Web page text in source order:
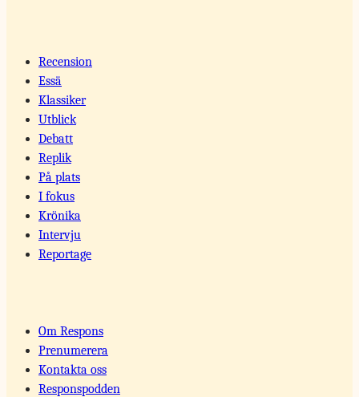
Recension
Essä
Klassiker
Utblick
Debatt
Replik
På plats
I fokus
Krönika
Intervju
Reportage
Om Respons
Prenumerera
Kontakta oss
Responspodden